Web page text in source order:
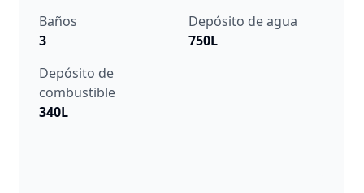
Baños
3
Depósito de agua
750L
Depósito de
combustible
340L